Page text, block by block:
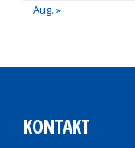
Aug. »
KONTAKT